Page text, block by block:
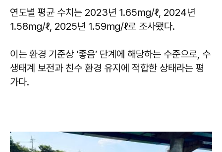
연도별 평균 수치는 2023년 1.65㎎/ℓ, 2024년
1.58㎎/ℓ, 2025년 1.59㎎/ℓ로 조사됐다.
이는 환경 기준상 ‘좋음’ 단계에 해당하는 수준으로, 수
생태계 보전과 친수 환경 유지에 적합한 상태라는 평
가다.